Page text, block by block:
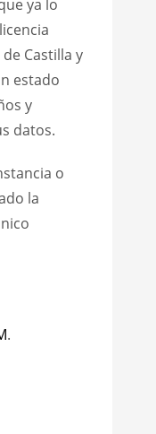
ya lo
Castilla y
estado
y
datos.
o
la
.